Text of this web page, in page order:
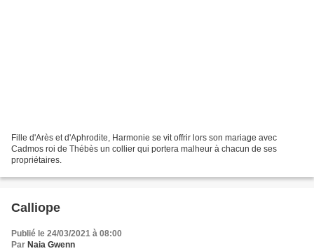
Fille d'Arès et d'Aphrodite, Harmonie se vit offrir lors son mariage avec
Cadmos roi de Thébès un collier qui portera malheur à chacun de ses
propriétaires.
Calliope
Publié le 24/03/2021 à 08:00
Par Naia Gwenn